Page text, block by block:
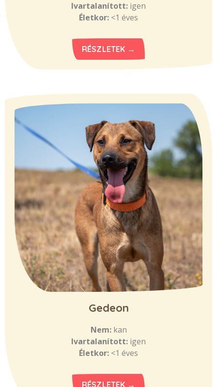
Ivartalanított: igen
Életkor: <1 éves
RÉSZLETEK →
Gedeon
Nem:kan
Ivartalanított: igen
Életkor: <1 éves
RÉSZLETEK →